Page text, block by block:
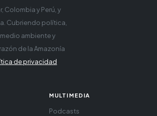
Colombia y Perú, y
Cubriendo política,
ambiente y
de la Amazonía
de privacidad
MULTIMEDIA
Podcasts